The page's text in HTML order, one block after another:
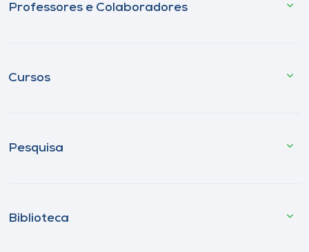
Professores e Colaboradores
Cursos
Pesquisa
Biblioteca